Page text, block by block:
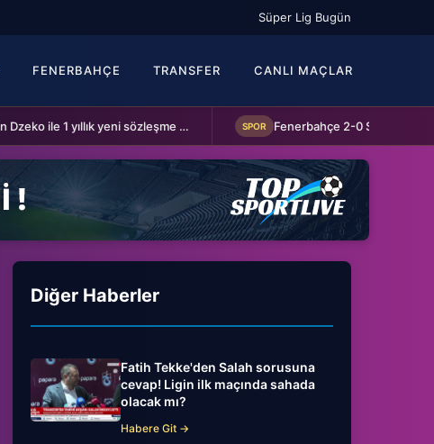
Süper Lig Bugün
FENERBAHÇE TRANSFER CANLI MAÇLAR
Schalke 04 Edin Dzeko ile 1 yıllık yeni sözleşme imzaladı
Diğer Haberler
Fatih Tekke'den Salah sorusuna
cevap! Ligin ilk maçında sahada
olacak mı?
Habere Git →